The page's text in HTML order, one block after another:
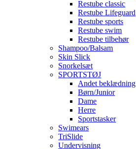
Restube classic
Restube Lifeguard
Restube sports
Restube swim
Restube tilbehør
Shampoo/Balsam
Skin Slick
Snorkelsæt
SPORTSTØJ
Andet beklædning
Børn/Junior
Dame
Herre
Sportstasker
Swimears
TriSlide
Undervisning